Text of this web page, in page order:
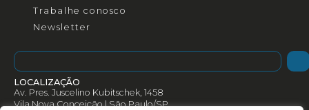
Trabalhe conosco
Newsletter
LOCALIZAÇÃO
Av. Pres. Juscelino Kubitschek, 1458
Vila Nova Conceição | São Paulo/SP